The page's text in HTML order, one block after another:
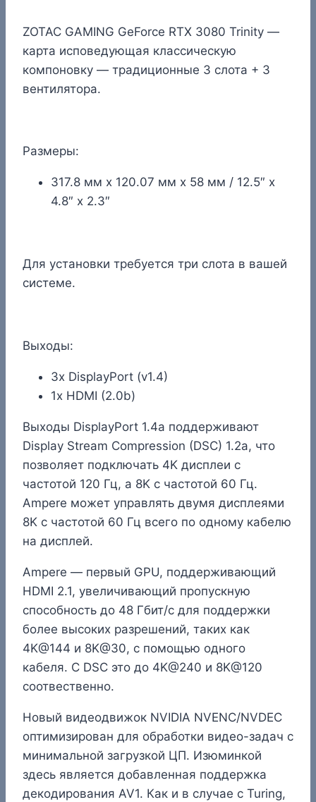
ZOTAC GAMING GeForce RTX 3080 Trinity —
карта исповедующая классическую
компоновку — традиционные 3 слота + 3
вентилятора.
Размеры:
317.8 мм x 120.07 мм x 58 мм / 12.5″ x
4.8″ x 2.3″
Для установки требуется три слота в вашей
системе.
Выходы:
3x DisplayPort (v1.4)
1x HDMI (2.0b)
Выходы DisplayPort 1.4a поддерживают
Display Stream Compression (DSC) 1.2a, что
позволяет подключать 4K дисплеи с
частотой 120 Гц, а 8K с частотой 60 Гц.
Ampere может управлять двумя дисплеями
8K с частотой 60 Гц всего по одному кабелю
на дисплей.
Ampere — первый GPU, поддерживающий
HDMI 2.1, увеличивающий пропускную
способность до 48 Гбит/с для поддержки
более высоких разрешений, таких как
4K@144 и 8K@30, с помощью одного
кабеля. С DSC это до 4K@240 и 8K@120
соотвественно.
Новый видеодвижок NVIDIA NVENC/NVDEC
оптимизирован для обработки видео-задач с
минимальной загрузкой ЦП. Изюминкой
здесь является добавленная поддержка
декодирования AV1. Как и в случае с Turing,